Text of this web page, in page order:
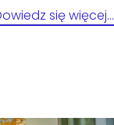
się więcej…